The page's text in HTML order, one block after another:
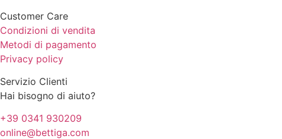
Customer Care
Condizioni di vendita
Metodi di pagamento
Privacy policy
Servizio Clienti
Hai bisogno di aiuto?
+39 0341 930209
online@bettiga.com